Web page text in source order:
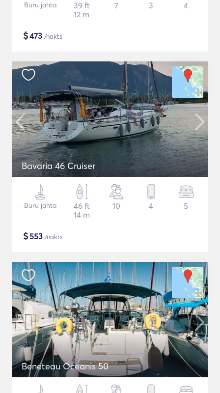
Buru jahta
39 ft
12 m
7 3 4
$473 /nakts
Bavaria 46 Cruiser
Buru jahta
46 ft
14 m
10 4 5
$553 /nakts
Beneteau Oceanis 50